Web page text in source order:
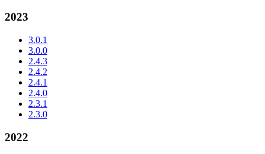
2023
3.0.1
3.0.0
2.4.3
2.4.2
2.4.1
2.4.0
2.3.1
2.3.0
2022